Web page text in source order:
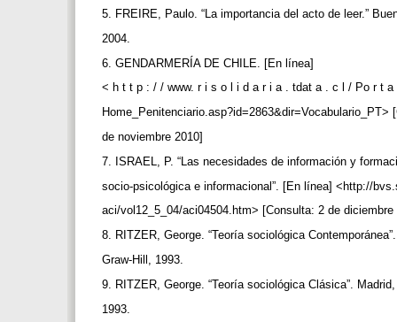
5. FREIRE, Paulo. “La importancia del acto de leer.”
2004.
6. GENDARMERÍA DE CHILE. [En línea]
< h t t p : / / www. r i s o l i d a r i a . tdat a . c l / Po r t
Home_Penitenciario.asp?id=2863&dir=Vocabulario_PT>
de noviembre 2010]
7. ISRAEL, P. “Las necesidades de información y
socio-psicológica e informacional”. [En línea] <http://
aci/vol12_5_04/aci04504.htm> [Consulta: 2 de
8. RITZER, George. “Teoría sociológica
Graw-Hill, 1993.
9. RITZER, George. “Teoría sociológica Clásica”.
1993.